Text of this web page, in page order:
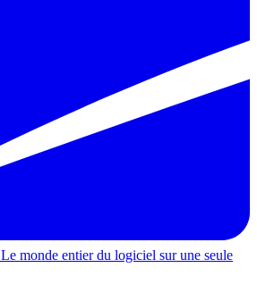
Le monde entier du logiciel sur une seule